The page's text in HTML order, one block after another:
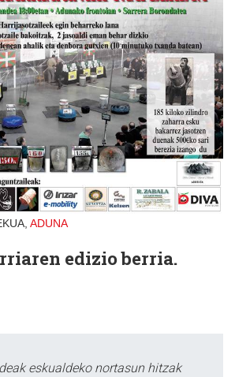
ADUNA
edizio berria.
eskualdeko nortasun hitzak